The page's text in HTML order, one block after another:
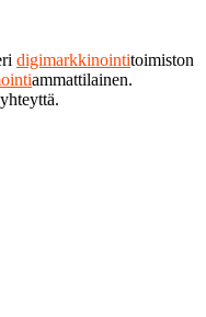
digimarkkinointitoimiston
ammattilainen.